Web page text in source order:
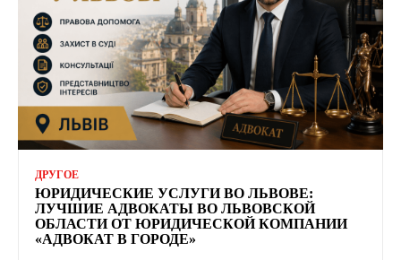
ДРУГОЕ
ЮРИДИЧЕСКИЕ УСЛУГИ ВО ЛЬВОВЕ:
ЛУЧШИЕ АДВОКАТЫ ВО ЛЬВОВСКОЙ
ОБЛАСТИ ОТ ЮРИДИЧЕСКОЙ КОМПАНИИ
«АДВОКАТ В ГОРОДЕ»